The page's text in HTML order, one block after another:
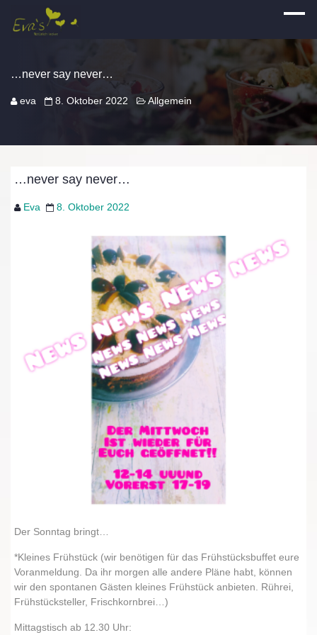
…never say never…
eva 8. Oktober 2022 Allgemein
…never say never…
Eva 8. Oktober 2022
Der Sonntag bringt…
*Kleines Frühstück (wir benötigen für das Frühstücksbuffet eure
Voranmeldung. Da ihr morgen alle andere Pläne habt, können
wir den spontanen Gästen kleines Frühstück anbieten. Rührei,
Frühstücksteller, Frischkornbrei…)
Mittagstisch ab 12.30 Uhr: